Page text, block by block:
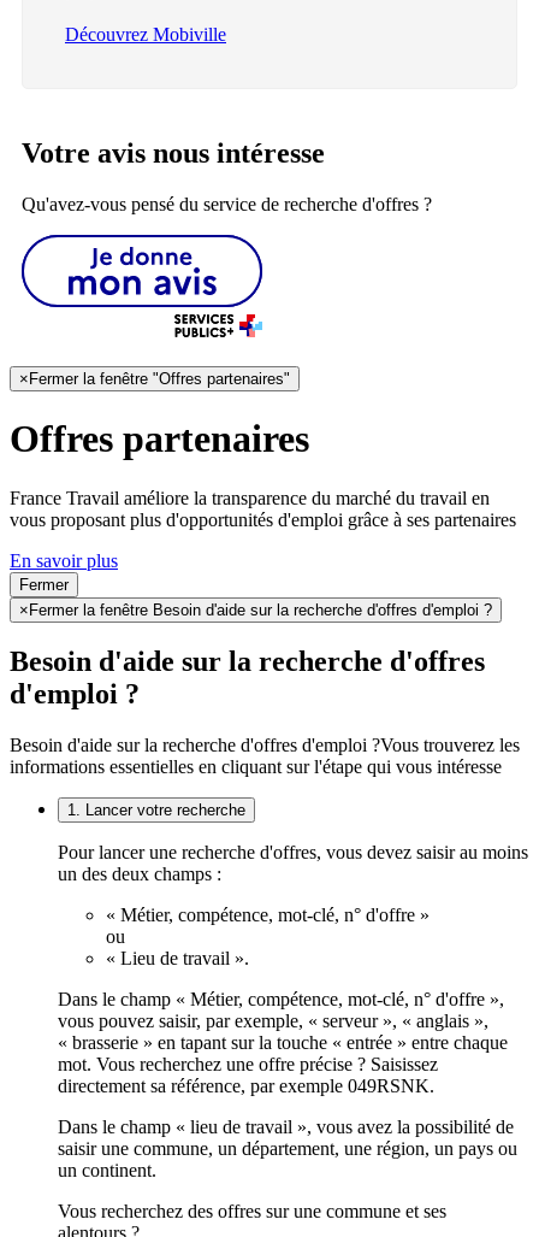
Découvrez Mobiville
Votre avis nous intéresse
Qu'avez-vous pensé du service de recherche d'offres ?
×Fermer la fenêtre "Offres partenaires"
Offres partenaires
France Travail améliore la transparence du marché du travail en
vous proposant plus d'opportunités d'emploi grâce à ses partenaires
En savoir plus
Fermer
×Fermer la fenêtre Besoin d'aide sur la recherche d'offres d'emploi ?
Besoin d'aide sur la recherche d'offres
d'emploi ?
Besoin d'aide sur la recherche d'offres d'emploi ?Vous trouverez les
informations essentielles en cliquant sur l'étape qui vous intéresse
1. Lancer votre recherche
Pour lancer une recherche d'offres, vous devez saisir au moins
un des deux champs :
« Métier, compétence, mot-clé, n° d'offre »
ou
« Lieu de travail ».
Dans le champ « Métier, compétence, mot-clé, n° d'offre »,
vous pouvez saisir, par exemple, « serveur », « anglais »,
« brasserie » en tapant sur la touche « entrée » entre chaque
mot. Vous recherchez une offre précise ? Saisissez
directement sa référence, par exemple 049RSNK.
Dans le champ « lieu de travail », vous avez la possibilité de
saisir une commune, un département, une région, un pays ou
un continent.
Vous recherchez des offres sur une commune et ses